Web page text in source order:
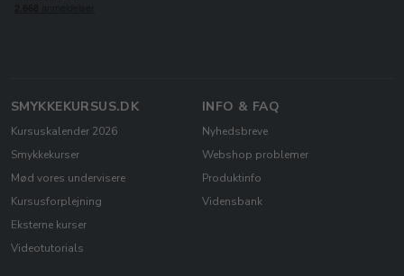
SMYKKEKURSUS.DK
Kursuskalender 2026
Smykkekurser
Mød vores undervisere
Kursusforplejning
Eksterne kurser
Videotutorials
INFO & FAQ
Nyhedsbreve
Webshop problemer
Produktinfo
Vidensbank